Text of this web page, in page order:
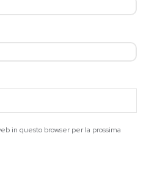
in questo browser per la prossima